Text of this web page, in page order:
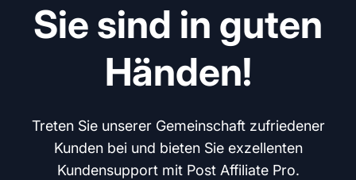
Sie sind in guten
Händen!
Treten Sie unserer Gemeinschaft zufriedener
Kunden bei und bieten Sie exzellenten
Kundensupport mit Post Affiliate Pro.